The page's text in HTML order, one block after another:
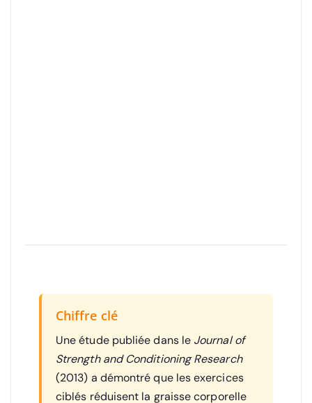
Chiffre clé
Une étude publiée dans le Journal of
Strength and Conditioning Research
(2013) a démontré que les exercices
ciblés réduisent la graisse corporelle